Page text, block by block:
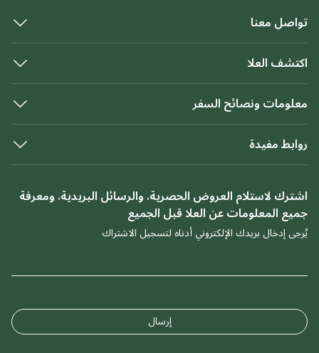
تواصل معنا
اكتشف العلا
معلومات ونصائح السفر
روابط مفيدة
اشترك لاستلام العروض الحصرية، والرسائل البريدية، ومعرفة
جميع المعلومات عن العلا قبل الجميع
يُرجى إدخال بريدك الإلكتروني أدناه لتسجيل الاشتراك
إرسال